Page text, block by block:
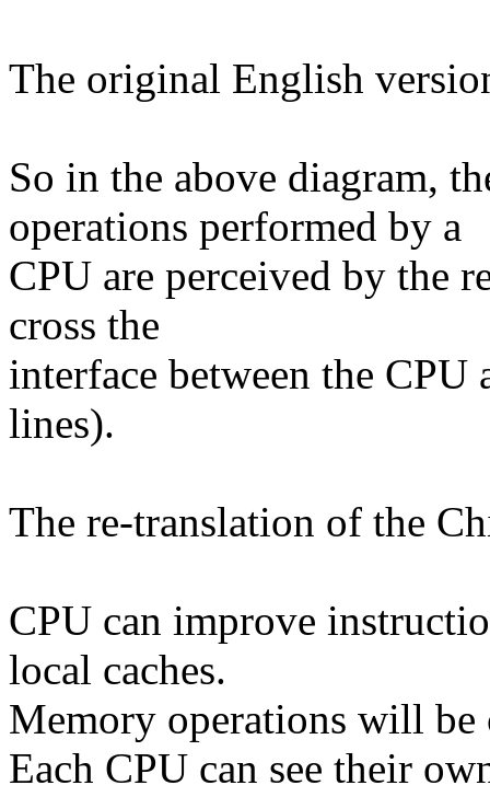
The original English
So in the above diagram,
operations performed by a
CPU are perceived by the
cross the
interface between the CPU
lines).
The re-translation of the
CPU can improve
local caches.
Memory operations will be
Each CPU can see their